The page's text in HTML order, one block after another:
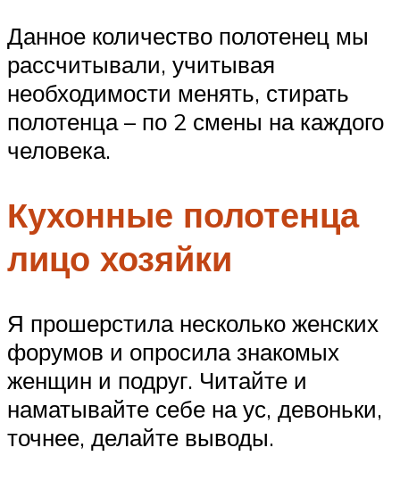
Данное количество полотенец мы
рассчитывали, учитывая
необходимости менять, стирать
полотенца – по 2 смены на каждого
человека.
Кухонные полотенца
лицо хозяйки
Я прошерстила несколько женских
форумов и опросила знакомых
женщин и подруг. Читайте и
наматывайте себе на ус, девоньки,
точнее, делайте выводы.